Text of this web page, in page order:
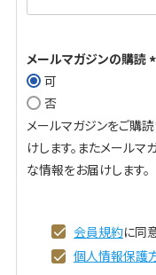
必
)
メールマガジンの購読
)
可
否
メールマガジンをご購
けします。またメール
な情報をお届けします。
会員規約に同
個人情報保護